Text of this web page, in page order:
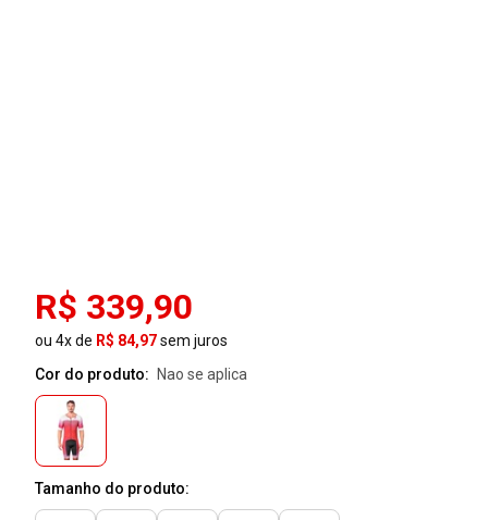
R$ 339,90
ou 4x de R$ 84,97sem juros
Cor do produto:
nao se aplica
Tamanho do produto: